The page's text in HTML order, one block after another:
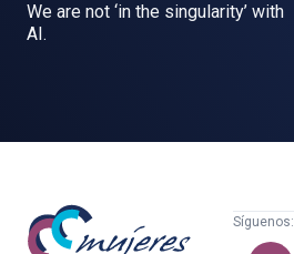
We are not ‘in the singularity’ with
AI.
Mujeres
con
Síguenos: